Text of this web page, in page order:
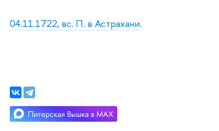
04.11.1722, вс. П. в Астрахани.